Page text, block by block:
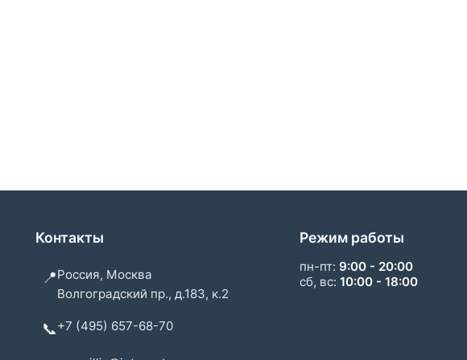
Контакты
📍Россия, Москва
Волгоградский пр., д.183, к.2
📞+7 (495) 657-68-70
Режим работы
пн-пт: 9:00 - 20:00
сб, вс: 10:00 - 18:00